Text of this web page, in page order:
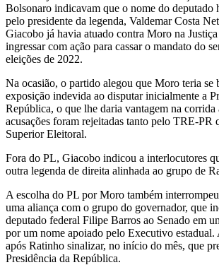
Bolsonaro indicavam que o nome do deputado
pelo presidente da legenda, Valdemar Costa
Giacobo já havia atuado contra Moro na
ingressar com ação para cassar o mandato do
eleições de 2022.
Na ocasião, o partido alegou que Moro teria se
exposição indevida ao disputar inicialmente a
República, o que lhe daria vantagem na corrida
acusações foram rejeitadas tanto pelo TRE-PR
Superior Eleitoral.
Fora do PL, Giacobo indicou a interlocutores
outra legenda de direita alinhada ao grupo de
A escolha do PL por Moro também
uma aliança com o grupo do governador, que
deputado federal Filipe Barros ao Senado em
por um nome apoiado pelo Executivo estadual.
após Ratinho sinalizar, no início do mês, que
Presidência da República.